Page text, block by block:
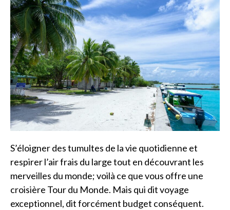
S’éloigner des tumultes de la vie quotidienne et
respirer l’air frais du large tout en découvrant les
merveilles du monde; voilà ce que vous offre une
croisière Tour du Monde. Mais qui dit voyage
exceptionnel, dit forcément budget conséquent.